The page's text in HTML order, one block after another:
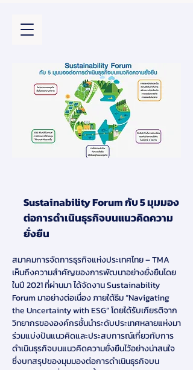
Sustainability Forum กับ 5 มุมมอง
ต่อการดำเนินธุรกิจบนแนวคิดความ
ยั่งยืน
สมาคมการจัดการธุรกิจแห่งประเทศไทย – TMA
เห็นถึงความสำคัญของการพัฒนาอย่างยั่งยืนโดย
ในปี 2021 ที่ผ่านมา ได้จัดงาน Sustainability
Forum มาอย่างต่อเนื่อง ภายใต้ธีม “Navigating
the Uncertainty with ESG” โดยได้รับเกียรติจาก
วิทยากรขององค์กรชั้นนำระดับประเทศหลายแห่งมา
ร่วมแบ่งปันแนวคิดและประสบการณ์เกี่ยวกับการ
ดำเนินธุรกิจบนแนวคิดความยั่งยืนไว้อย่างน่าสนใจ
ซึ่งบทสรุปของมุมมองต่อการดำเนินธุรกิจบน